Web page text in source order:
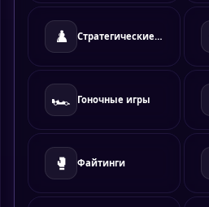
♟️ Стратегические игры
🏎️ Гоночные игры
🥊 Файтинги